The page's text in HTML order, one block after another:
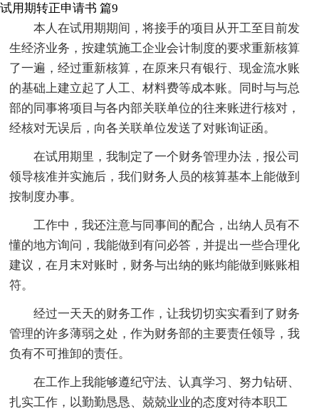
试用期转正申请书 篇9
本人在试用期期间，将接手的项目从开工至目前发
生经济业务，按建筑施工企业会计制度的要求重新核算
了一遍，经过重新核算，在原来只有银行、现金流水账
的基础上建立起了人工、材料费等成本账。同时与与总
部的同事将项目与各内部关联单位的往来账进行核对，
经核对无误后，向各关联单位发送了对账询证函。
在试用期里，我制定了一个财务管理办法，报公司
领导核准并实施后，我们财务人员的核算基本上能做到
按制度办事。
工作中，我还注意与同事间的配合，出纳人员有不
懂的地方询问，我能做到有问必答，并提出一些合理化
建议，在月末对账时，财务与出纳的账均能做到账账相
符。
经过一天天的财务工作，让我切切实实看到了财务
管理的许多薄弱之处，作为财务部的主要责任领导，我
负有不可推卸的责任。
在工作上我能够遵纪守法、认真学习、努力钻研、
扎实工作，以勤勤恳恳、兢兢业业的态度对待本职工